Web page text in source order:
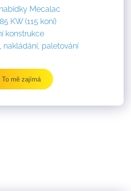
Mecalac
KW (115 koní)
konstrukce
nakládání, paletování
To mě zajímá